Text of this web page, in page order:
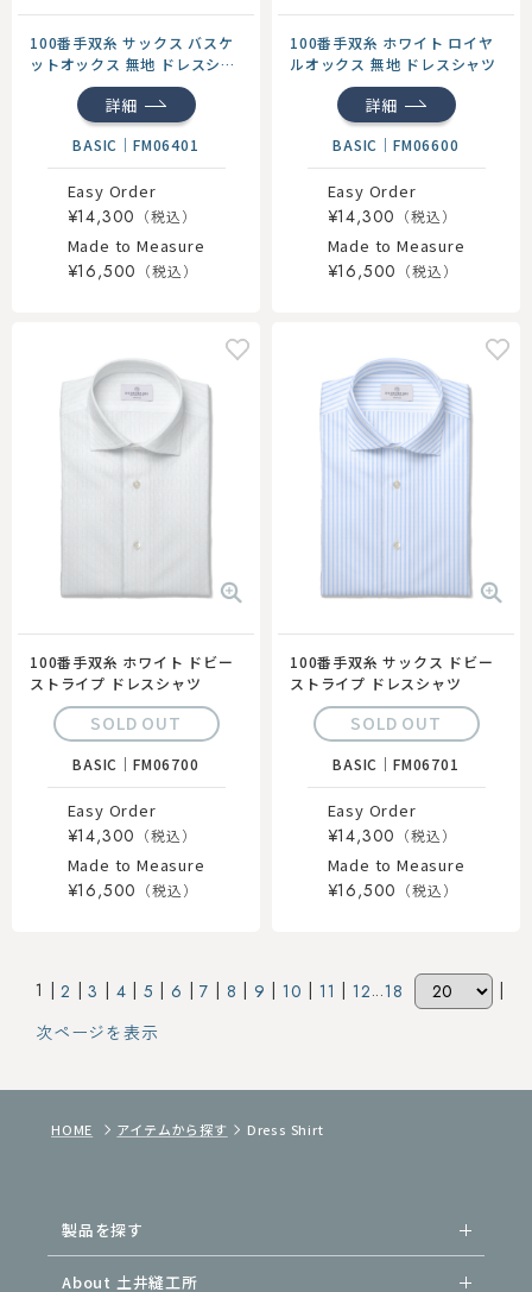
100番手双糸 サックス バスケ
ットオックス 無地 ドレスシャ
詳細
BASIC ｜FM06401
Easy Order
¥14,300
Made to Measure
¥16,500
100番手双糸 ホワイト ロイヤ
ルオックス 無地 ドレスシャツ
詳細
BASIC ｜FM06600
Easy Order
¥14,300
Made to Measure
¥16,500
100番手双糸 ホワイト ドビー
ストライプ ドレスシャツ
SOLD OUT
BASIC ｜FM06700
Easy Order
¥14,300
Made to Measure
¥16,500
100番手双糸 サックス ドビー
ストライプ ドレスシャツ
SOLD OUT
BASIC ｜FM06701
Easy Order
¥14,300
Made to Measure
¥16,500
1 | 2 |3 | 4 | 5 |6 |7 | 8 | 9 | 10 | 11 | 12...18
|
次ページを表示
HOME アイテムから探す Dress Shirt
製品を探す
About 土井縫工所